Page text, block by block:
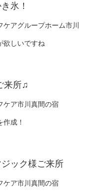
氷！
ケアグループホーム市川
欲しいですね
来所♫
ケア市川真間の宿
成！
ック様ご来所
ケア市川真間の宿